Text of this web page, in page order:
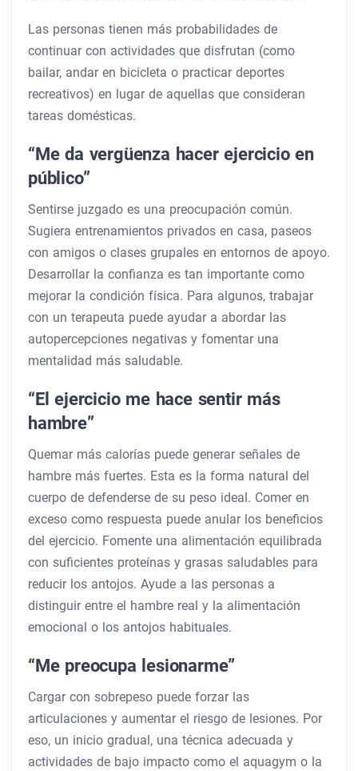
Las personas tienen más probabilidades de
continuar con actividades que disfrutan (como
bailar, andar en bicicleta o practicar deportes
recreativos) en lugar de aquellas que consideran
tareas domésticas.
“Me da vergüenza hacer ejercicio en
público”
Sentirse juzgado es una preocupación común.
Sugiera entrenamientos privados en casa, paseos
con amigos o clases grupales en entornos de apoyo.
Desarrollar la confianza es tan importante como
mejorar la condición física. Para algunos, trabajar
con un terapeuta puede ayudar a abordar las
autopercepciones negativas y fomentar una
mentalidad más saludable.
“El ejercicio me hace sentir más
hambre”
Quemar más calorías puede generar señales de
hambre más fuertes. Esta es la forma natural del
cuerpo de defenderse de su peso ideal. Comer en
exceso como respuesta puede anular los beneficios
del ejercicio. Fomente una alimentación equilibrada
con suficientes proteínas y grasas saludables para
reducir los antojos. Ayude a las personas a
distinguir entre el hambre real y la alimentación
emocional o los antojos habituales.
“Me preocupa lesionarme”
Cargar con sobrepeso puede forzar las
articulaciones y aumentar el riesgo de lesiones. Por
eso, un inicio gradual, una técnica adecuada y
actividades de bajo impacto como el aquagym o la